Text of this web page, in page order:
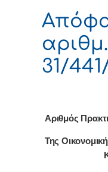
αριθμ.
31/
Αριθμός
Της